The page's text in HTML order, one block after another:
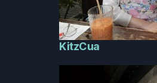
KitzCua